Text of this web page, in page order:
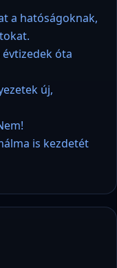
a hatóságoknak,
óta
új,
is kezdetét